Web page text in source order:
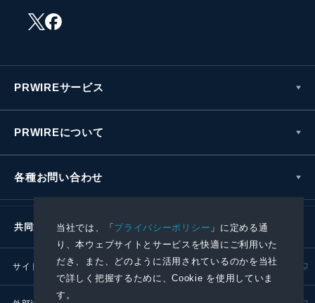
当社では、「プライバシーポリシー 」に定める通
り、本ウェブサイトとサービスを快適にご利用いた
だき、また、どのように活用されているのかを当社
で詳しく把握するために、Cookie を使用していま
す。
PRWIREサービス
PRWIREについて
各種お問い合わせ
共同通信社グループ
サイトポリシー プライバシーポリシー